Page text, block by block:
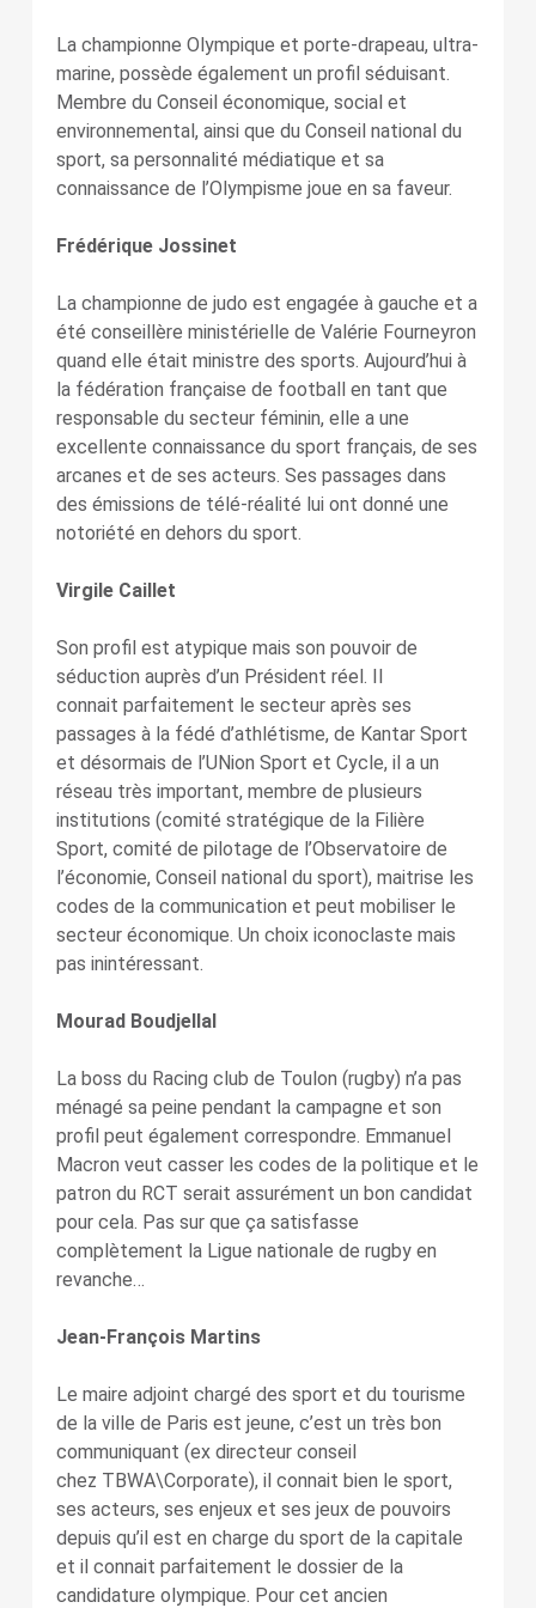
La championne Olympique et porte-drapeau, ultra-
marine, possède également un profil séduisant.
Membre du Conseil économique, social et
environnemental, ainsi que du Conseil national du
sport, sa personnalité médiatique et sa
connaissance de l’Olympisme joue en sa faveur.
Frédérique Jossinet
La championne de judo est engagée à gauche et a
été conseillère ministérielle de Valérie Fourneyron
quand elle était ministre des sports. Aujourd’hui à
la fédération française de football en tant que
responsable du secteur féminin, elle a une
excellente connaissance du sport français, de ses
arcanes et de ses acteurs. Ses passages dans
des émissions de télé-réalité lui ont donné une
notoriété en dehors du sport.
Virgile Caillet
Son profil est atypique mais son pouvoir de
séduction auprès d’un Président réel. Il
connait parfaitement le secteur après ses
passages à la fédé d’athlétisme, de Kantar Sport
et désormais de l’UNion Sport et Cycle, il a un
réseau très important, membre de plusieurs
institutions (comité stratégique de la Filière
Sport, comité de pilotage de l’Observatoire de
l’économie, Conseil national du sport), maitrise les
codes de la communication et peut mobiliser le
secteur économique. Un choix iconoclaste mais
pas inintéressant.
Mourad Boudjellal
La boss du Racing club de Toulon (rugby) n’a pas
ménagé sa peine pendant la campagne et son
profil peut également correspondre. Emmanuel
Macron veut casser les codes de la politique et le
patron du RCT serait assurément un bon candidat
pour cela. Pas sur que ça satisfasse
complètement la Ligue nationale de rugby en
revanche…
Jean-François Martins
Le maire adjoint chargé des sport et du tourisme
de la ville de Paris est jeune, c’est un très bon
communiquant (ex directeur conseil
chez TBWA\Corporate), il connait bien le sport,
ses acteurs, ses enjeux et ses jeux de pouvoirs
depuis qu’il est en charge du sport de la capitale
et il connait parfaitement le dossier de la
candidature olympique. Pour cet ancien